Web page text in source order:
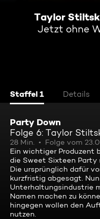
Taylor
Jetzt ohne
Staffel 1 Details
Party Down
Folge 6: Taylor
28 Min. Folge vom
Ein wichtiger Produzent
die Sweet Sixteen Party
Die ursprünglich dafür
kurzfristig abgesagt.
Unterhaltungsindustrie
Namen machen zu
hingegen wollen den
nutzen.